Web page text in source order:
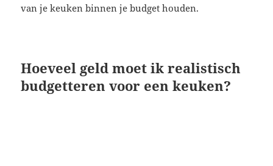
van je keuken binnen je budget houden.
Hoeveel geld moet ik realistisch
budgetteren voor een keuken?